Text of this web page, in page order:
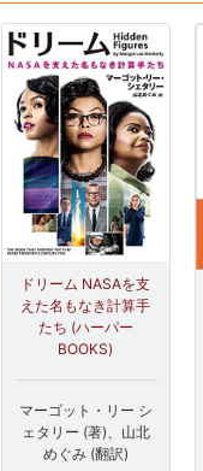
ドリーム NASAを支
えた名もなき計算手
たち (ハーパー
BOOKS)
マーゴット・リー シ
ェタリー (著)、山北
めぐみ (翻訳)